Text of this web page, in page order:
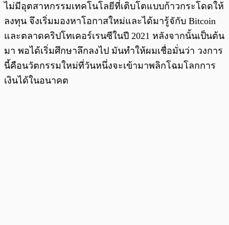
ไม่มีอุตสาหกรรมเทคโนโลยีที่เติบโตแบบก้าวกระโดดให้
ลงทุน จึงเริ่มมองหาโอกาสใหม่และได้มารู้จักับ Bitcoin
และตลาดคริปโทเคอร์เรนซีในปี 2021 หลังจากนั้นเป็นต้น
มา พอได้เริ่มศึกษาลึกลงไป มันทำให้ผมเชื่อมั่นว่า วงการ
นี้คือนวัตกรรมใหม่ที่วันหนึ่งจะเข้ามาพลิกโฉมโลกการ
เงินได้ในอนาคต